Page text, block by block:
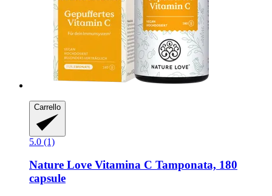
Carrello
5.0 (1)
Nature Love Vitamina C Tamponata, 180
capsule